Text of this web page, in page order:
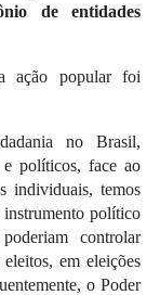
de entidades
ação popular foi
no Brasil,
políticos, face ao
individuais, temos
instrumento político
controlar
em eleições
o Poder